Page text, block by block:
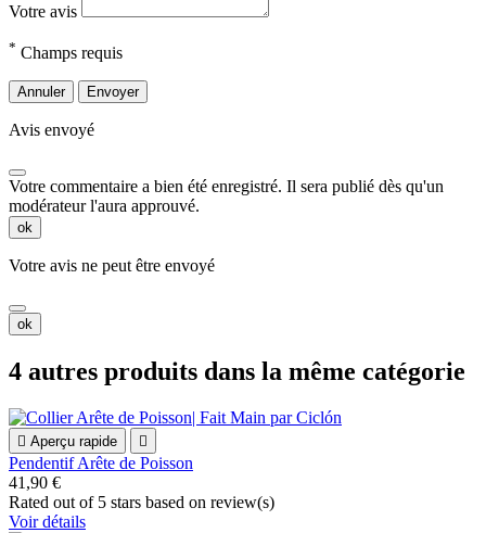
Votre avis
* Champs requis
Annuler Envoyer
Avis envoyé
Votre commentaire a bien été enregistré. Il sera publié dès qu'un
modérateur l'aura approuvé.
ok
Votre avis ne peut être envoyé
ok
4 autres produits dans la même catégorie
 Aperçu rapide 
Pendentif Arête de Poisson
41,90 €
Rated out of 5 stars based on review(s)
Voir détails